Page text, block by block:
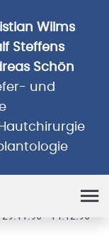
Wilms
Steffens
Schön
und
- 14.12.96